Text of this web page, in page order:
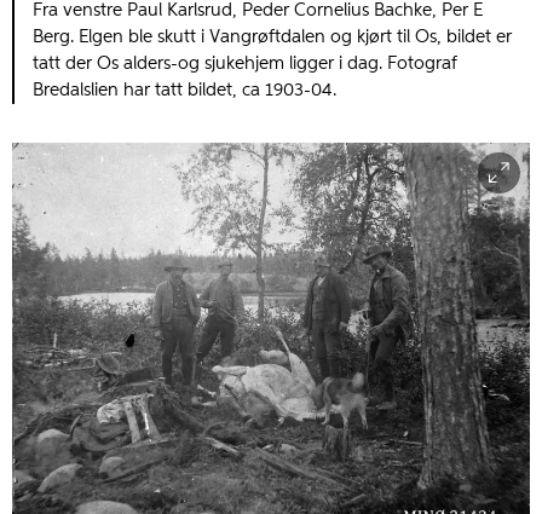
Fra venstre Paul Karlsrud, Peder Cornelius Bachke, Per E
Berg. Elgen ble skutt i Vangrøftdalen og kjørt til Os, bildet er
tatt der Os alders-og sjukehjem ligger i dag. Fotograf
Bredalslien har tatt bildet, ca 1903-04.